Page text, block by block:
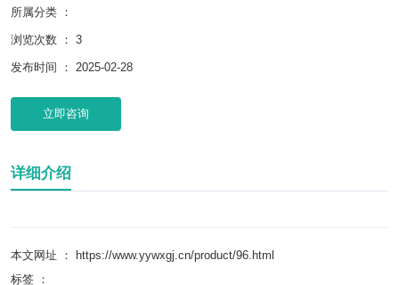
所属分类 ：
浏览次数 ： 3
发布时间 ： 2025-02-28
立即咨询
详细介绍
本文网址 ： https://www.yywxgj.cn/product/96.html
标签 ：